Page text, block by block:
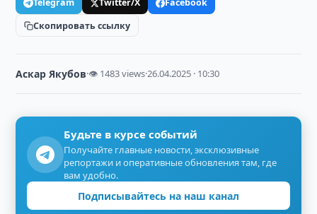
Telegram Twitter/X
Facebook
Скопировать ссылку
Аскар Якубов·👁 1483 views·26.04.2025 · 10:30
Будьте в курсе событий
Получайте главные новости, эксклюзивные
репортажи и оперативные обновления там, где
вам удобно.
Подписывайтесь на наш канал